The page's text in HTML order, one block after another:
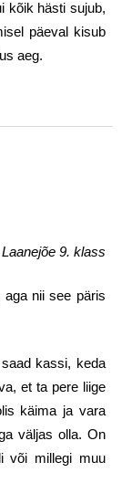
kõik hästi sujub,
päeval kisub
aeg.
9. klass
nii see päris
kassi, keda
et ta pere liige
käima ja vara
väljas olla. On
või millegi muu